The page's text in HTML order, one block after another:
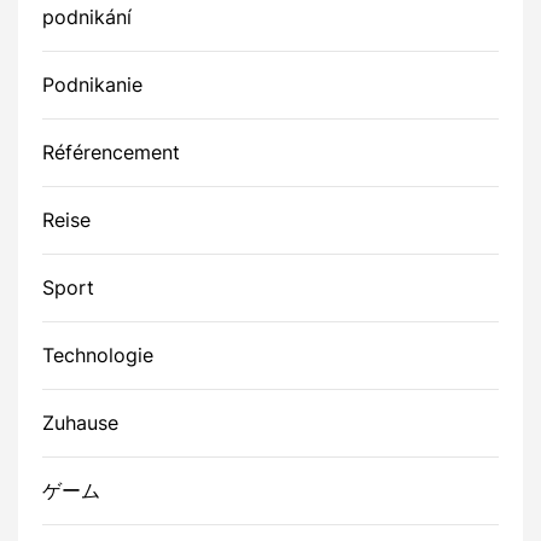
podnikání
Podnikanie
Référencement
Reise
Sport
Technologie
Zuhause
ゲーム